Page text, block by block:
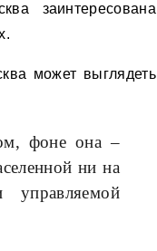
заинтересована
может выглядеть
фоне она –
ни на